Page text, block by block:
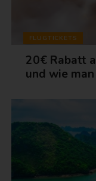
FLUGTICKETS
20€ Rabatt
und wie